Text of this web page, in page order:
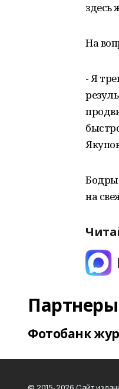
здесь
На
- Я
на
Партнеры
Фотобанк